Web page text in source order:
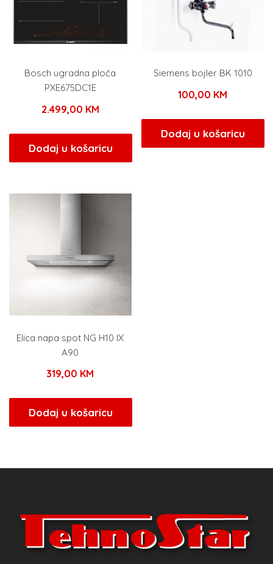
Bosch ugradna ploča
PXE675DC1E
2.499,00 KM
Dodaj u košaricu
Siemens bojler BK 1010
100,00 KM
Dodaj u košaricu
Elica napa spot NG H10 IX
A90
319,00 KM
Dodaj u košaricu